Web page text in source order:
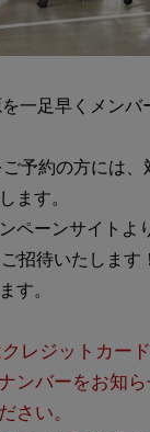
一足早くメンバ
予約の方には、
ます。
ペーンサイトよ
招待いたします
す。
レジットカー
ンバーをお知
さい。